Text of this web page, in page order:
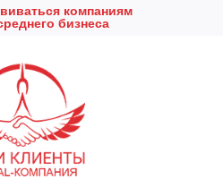
компаниям
бизнеса